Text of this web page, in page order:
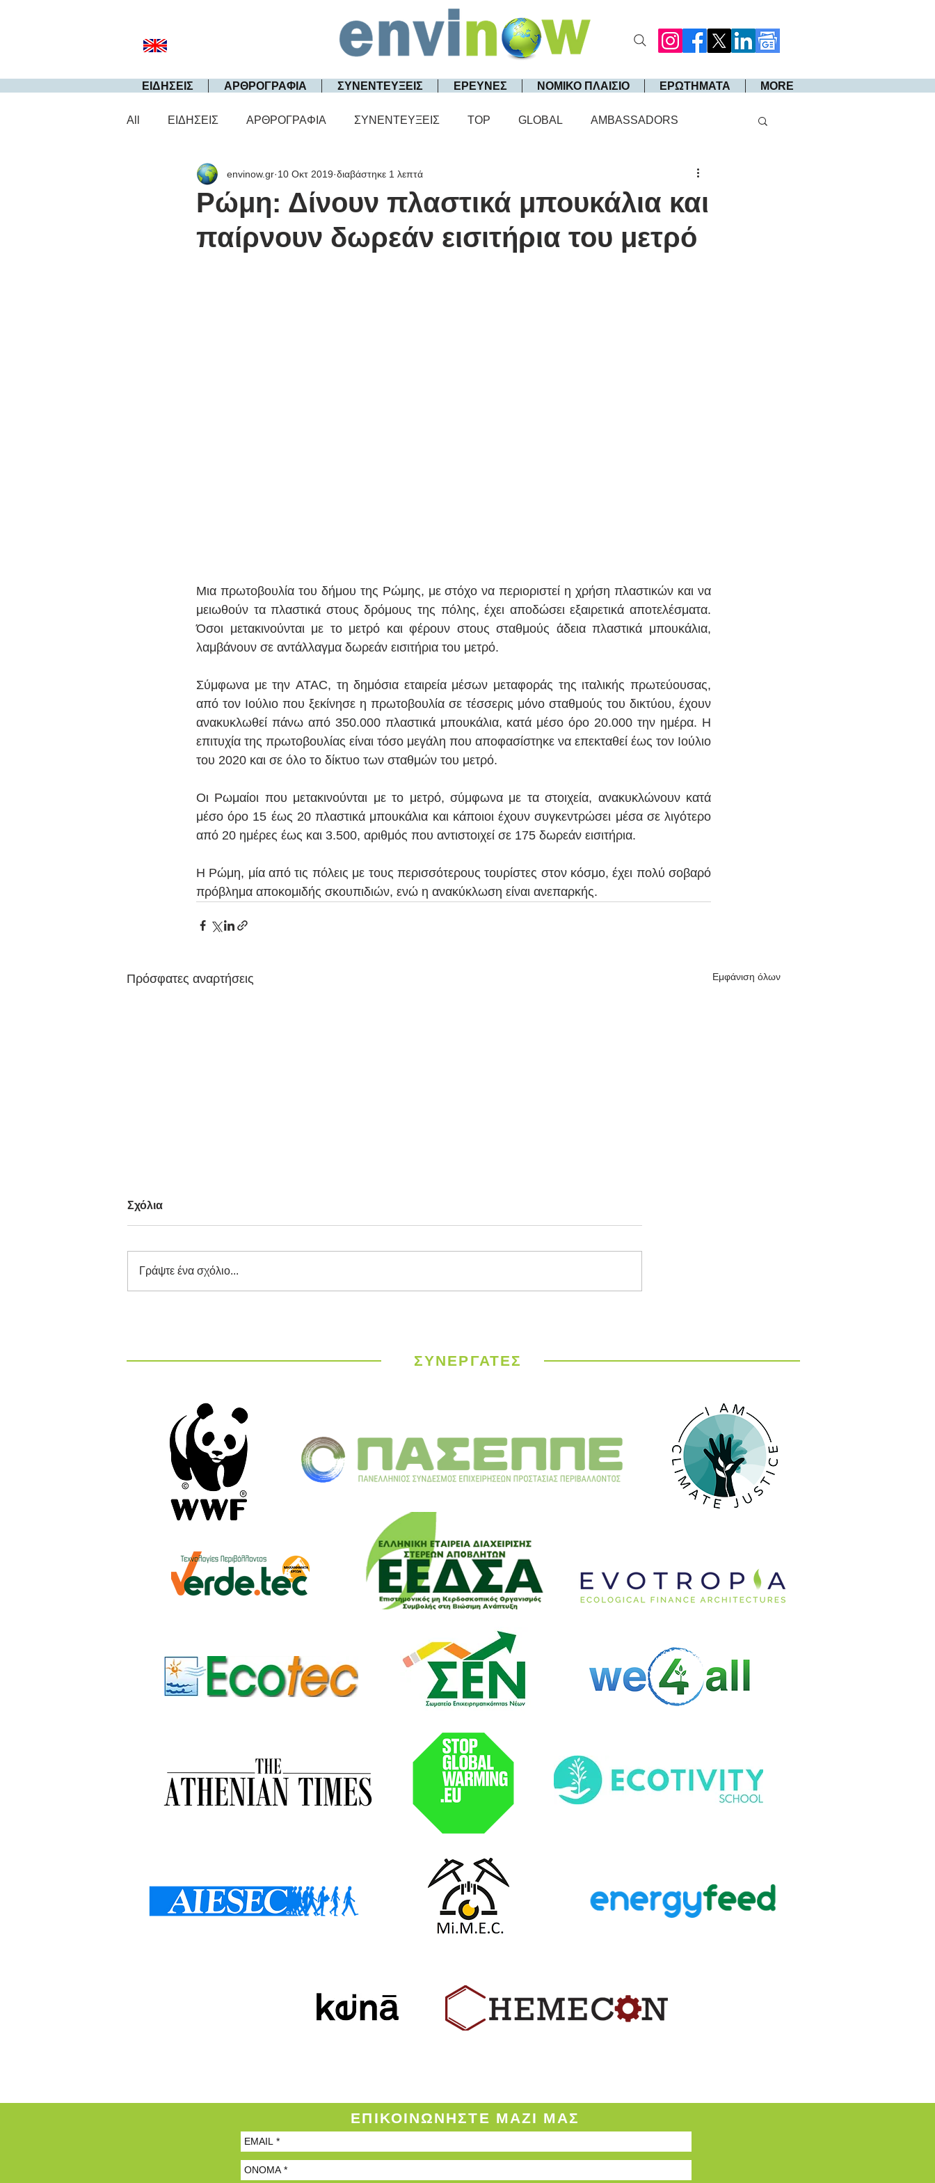
ΕΙΔΗΣΕΙΣ ΑΡΘΡΟΓΡΑΦΙΑ ΣΥΝΕΝΤΕΥΞΕΙΣ ΕΡΕΥΝΕΣ ΝΟΜΙΚΟ ΠΛΑΙΣΙΟ ΕΡΩΤΗΜΑΤΑ MORE
All ΕΙΔΗΣΕΙΣ ΑΡΘΡΟΓΡΑΦΙΑ ΣΥΝΕΝΤΕΥΞΕΙΣ TOP GLOBAL AMBASSADORS
Ρώμη: Δίνουν πλαστικά μπουκάλια και
παίρνουν δωρεάν εισιτήρια του μετρό
envinow.gr 10 Οκτ 2019 διαβάστηκε 1 λεπτά
Μια πρωτοβουλία του δήμου της Ρώμης, με στόχο να περιοριστεί η χρήση πλαστικών και να
μειωθούν τα πλαστικά στους δρόμους της πόλης, έχει αποδώσει εξαιρετικά αποτελέσματα.
Όσοι μετακινούνται με το μετρό και φέρουν στους σταθμούς άδεια πλαστικά μπουκάλια,
λαμβάνουν σε αντάλλαγμα δωρεάν εισιτήρια του μετρό.
Σύμφωνα με την ATAC, τη δημόσια εταιρεία μέσων μεταφοράς της ιταλικής πρωτεύουσας,
από τον Ιούλιο που ξεκίνησε η πρωτοβουλία σε τέσσερις μόνο σταθμούς του δικτύου, έχουν
ανακυκλωθεί πάνω από 350.000 πλαστικά μπουκάλια, κατά μέσο όρο 20.000 την ημέρα. Η
επιτυχία της πρωτοβουλίας είναι τόσο μεγάλη που αποφασίστηκε να επεκταθεί έως τον Ιούλιο
του 2020 και σε όλο το δίκτυο των σταθμών του μετρό.
Οι Ρωμαίοι που μετακινούνται με το μετρό, σύμφωνα με τα στοιχεία, ανακυκλώνουν κατά
μέσο όρο 15 έως 20 πλαστικά μπουκάλια και κάποιοι έχουν συγκεντρώσει μέσα σε λιγότερο
από 20 ημέρες έως και 3.500, αριθμός που αντιστοιχεί σε 175 δωρεάν εισιτήρια.
Η Ρώμη, μία από τις πόλεις με τους περισσότερους τουρίστες στον κόσμο, έχει πολύ σοβαρό
πρόβλημα αποκομιδής σκουπιδιών, ενώ η ανακύκλωση είναι ανεπαρκής.
Πρόσφατες αναρτήσεις Εμφάνιση όλων
καύσωνας σαρώνει την
Ευρώπη
Σχόλια
Γράψτε ένα σχόλιο...
ΣΥΝΕΡΓΑΤΕΣ
ΕΠΙΚΟΙΝΩΝΗΣΤΕ ΜΑΖΙ ΜΑΣ